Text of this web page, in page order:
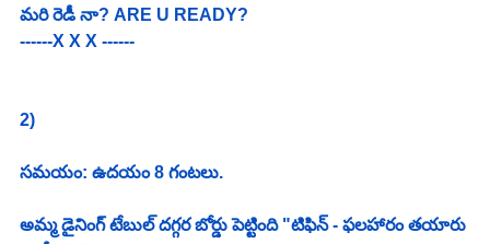
మరి రెడీ నా? ARE U READY?
------X X X ------
2)
సమయం: ఉదయం 8 గంటలు.
అమ్మ డైనింగ్ టేబుల్ దగ్గర బోర్డు పెట్టింది "టిఫిన్ - ఫలహారం తయారు